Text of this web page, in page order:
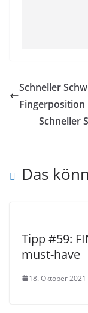
Schneller
Fingerposition
Schneller
Das
Tipp #59:
must-have
18. Oktober 2021